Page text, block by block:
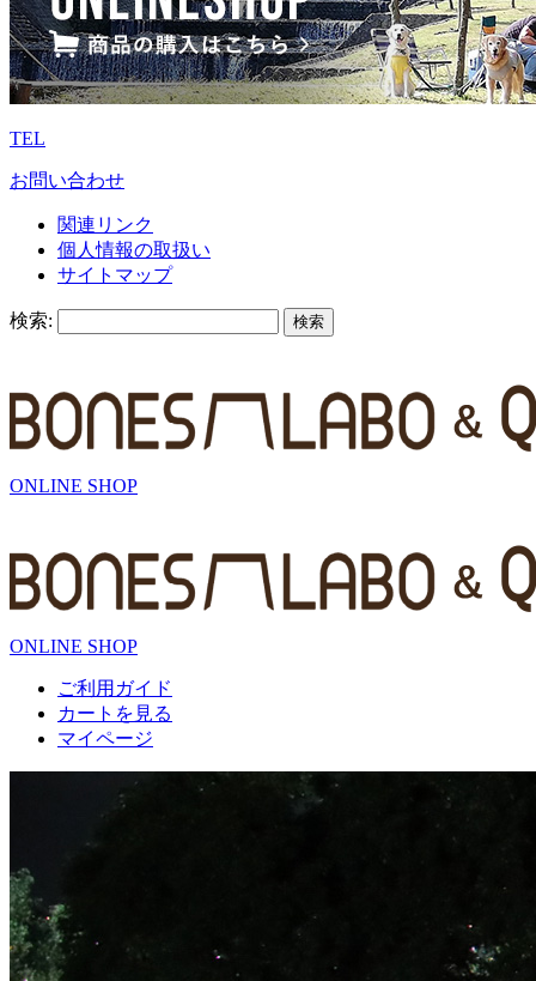
TEL
お問い合わせ
関連リンク
個人情報の取扱い
サイトマップ
検索:
ONLINE SHOP
ONLINE SHOP
ご利用ガイド
カートを見る
マイページ